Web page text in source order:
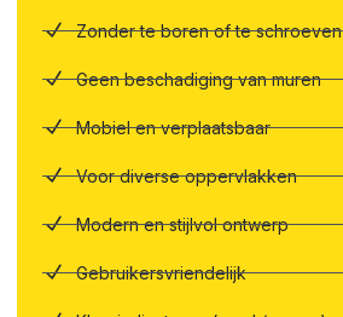
Zonder te boren of te schroeven
Geen beschadiging van muren
Mobiel en verplaatsbaar
Voor diverse oppervlakken
Modern en stijlvol ontwerp
Gebruikersvriendelijk